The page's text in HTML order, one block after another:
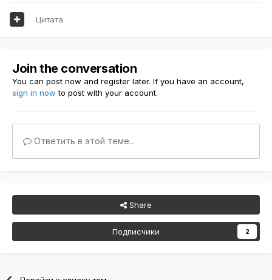
Цитата
Join the conversation
You can post now and register later. If you have an account,
sign in now to post with your account.
Ответить в этой теме...
Share
Подписчики 2